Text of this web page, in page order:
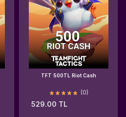
TFT 500TL Riot Cash
(0)
529.00 TL